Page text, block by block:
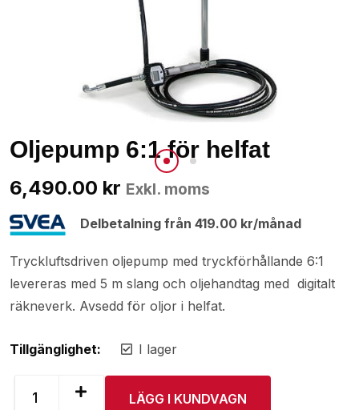
Delbetalning från 419.00 kr/månad
6,490.00 kr Exkl. moms
Oljepump 6:1 för helfat
Tryckluftsdriven oljepump med tryckförhållande 6:1
levereras med 5 m slang och oljehandtag med digitalt
räkneverk. Avsedd för oljor i helfat.
Tillgänglighet: I lager
LÄGG I KUNDVAGN